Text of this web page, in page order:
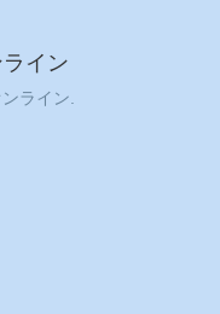
イン
ライン.